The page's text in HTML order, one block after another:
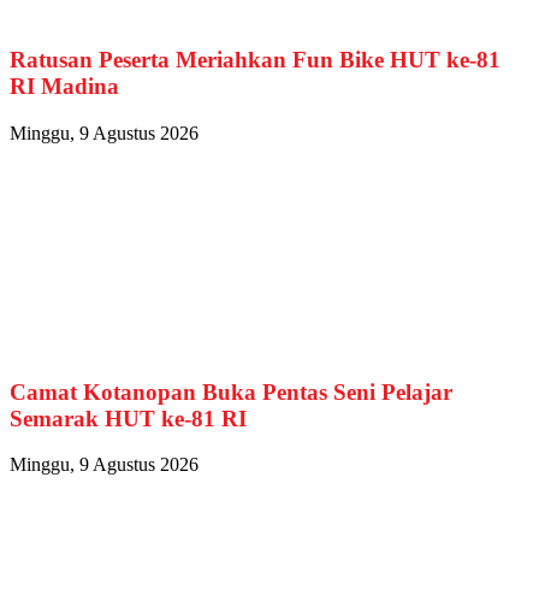
Ratusan Peserta Meriahkan Fun Bike HUT ke-81
RI Madina
Minggu, 9 Agustus 2026
Camat Kotanopan Buka Pentas Seni Pelajar
Semarak HUT ke-81 RI
Minggu, 9 Agustus 2026